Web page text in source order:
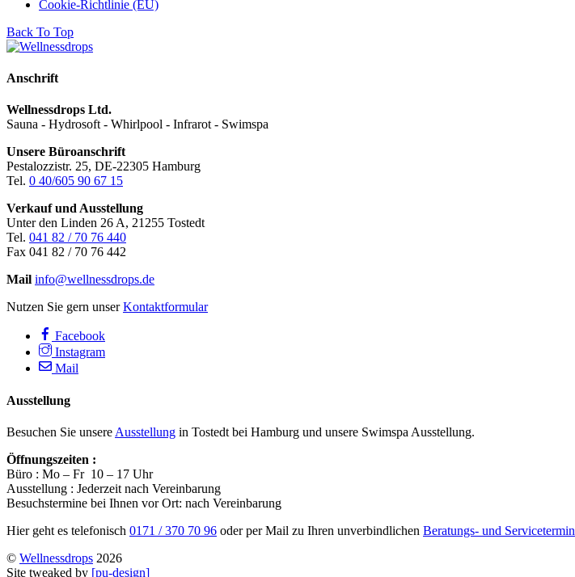
Cookie-Richtlinie (EU)
Back To Top
Anschrift
Wellnessdrops Ltd.
Sauna - Hydrosoft - Whirlpool - Infrarot - Swimspa
Unsere Büroanschrift
Pestalozzistr. 25, DE-22305 Hamburg
Tel. 0 40/605 90 67 15
Verkauf und Ausstellung
Unter den Linden 26 A, 21255 Tostedt
Tel. 041 82 / 70 76 440
Fax 041 82 / 70 76 442
Mail info@wellnessdrops.de
Nutzen Sie gern unserKontaktformular
Facebook
Instagram
Mail
Ausstellung
Besuchen Sie unsere Ausstellung in Tostedt bei Hamburg und unsere Swimspa Ausstellung.
Öffnungszeiten :
Büro : Mo – Fr 10 – 17 Uhr
Ausstellung : Jederzeit nach Vereinbarung
Besuchstermine bei Ihnen vor Ort: nach Vereinbarung
Hier geht es telefonisch 0171 / 370 70 96 oder per Mail zu Ihren unverbindlichen Beratungs- und Servicetermin
© Wellnessdrops 2026
Site tweaked by [pu-design]